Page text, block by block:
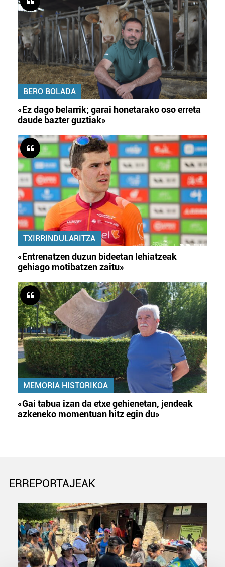
BERO BOLADA
«Ez dago belarrik; garai honetarako oso erreta
daude bazter guztiak»
TXIRRINDULARITZA
«Entrenatzen duzun bideetan lehiatzeak
gehiago motibatzen zaitu»
MEMORIA HISTORIKOA
«Gai tabua izan da etxe gehienetan, jendeak
azkeneko momentuan hitz egin du»
ERREPORTAJEAK